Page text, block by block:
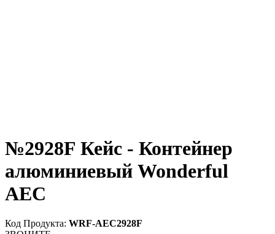
№2928F Кейс - Контейнер
алюминиевый Wonderful
AEC
Код Продукта: WRF-AEC2928F